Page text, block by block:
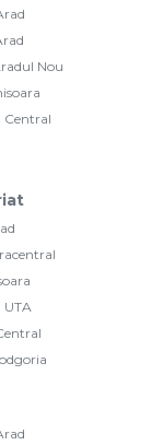
Nou
Central